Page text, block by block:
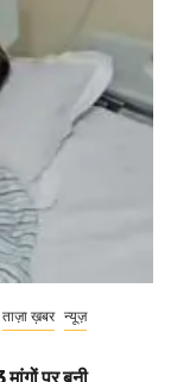
ताज़ा ख़बर न्यूज़